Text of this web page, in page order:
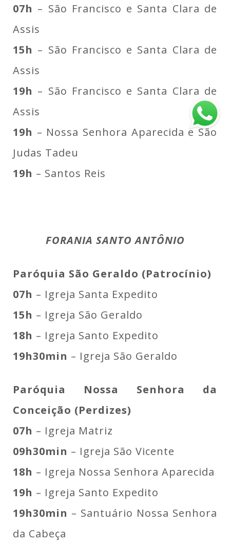
07h – São Francisco e Santa Clara de
Assis
15h – São Francisco e Santa Clara de
Assis
19h – São Francisco e Santa Clara de
Assis
19h – Nossa Senhora Aparecida e São
Judas Tadeu
19h – Santos Reis
FORANIA SANTO ANTÔNIO
Paróquia São Geraldo (Patrocínio)
07h – Igreja Santa Expedito
15h – Igreja São Geraldo
18h – Igreja Santo Expedito
19h30min – Igreja São Geraldo
Paróquia Nossa Senhora da
Conceição (Perdizes)
07h – Igreja Matriz
09h30min – Igreja São Vicente
18h – Igreja Nossa Senhora Aparecida
19h – Igreja Santo Expedito
19h30min – Santuário Nossa Senhora
da Cabeça